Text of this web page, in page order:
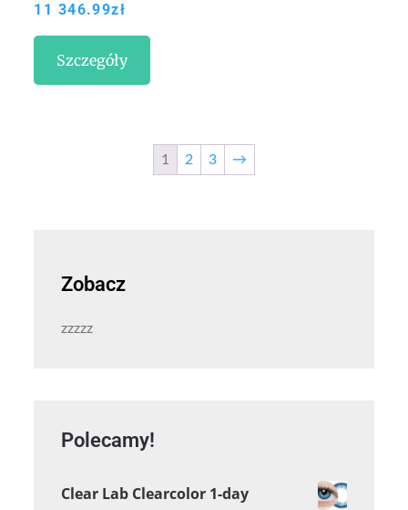
11 346.99zł
Szczegóły
1 2 3 →
Zobacz
zzzzz
Polecamy!
Clear Lab Clearcolor 1-day